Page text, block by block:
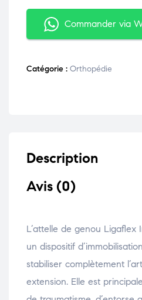
Commander via
Catégorie : Orthopédie
Description
Avis (0)
L’attelle de genou Ligaflex
un dispositif
stabiliser complètement
extension. Elle est